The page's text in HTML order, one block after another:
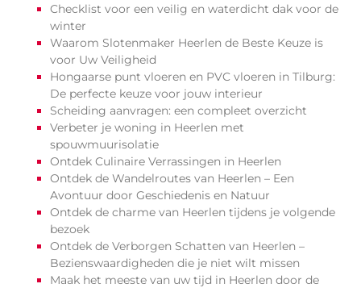
Checklist voor een veilig en waterdicht dak voor de
winter
Waarom Slotenmaker Heerlen de Beste Keuze is
voor Uw Veiligheid
Hongaarse punt vloeren en PVC vloeren in Tilburg:
De perfecte keuze voor jouw interieur
Scheiding aanvragen: een compleet overzicht
Verbeter je woning in Heerlen met
spouwmuurisolatie
Ontdek Culinaire Verrassingen in Heerlen
Ontdek de Wandelroutes van Heerlen – Een
Avontuur door Geschiedenis en Natuur
Ontdek de charme van Heerlen tijdens je volgende
bezoek
Ontdek de Verborgen Schatten van Heerlen –
Bezienswaardigheden die je niet wilt missen
Maak het meeste van uw tijd in Heerlen door de